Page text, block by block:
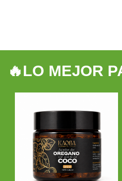
🔥LO MEJOR